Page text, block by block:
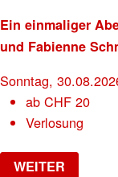
Ein einmaliger
und Fabienne
Sonntag,
abCHF 20
Verlosung
WEITER